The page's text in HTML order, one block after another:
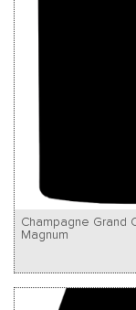
Champagne Grand
Magnum